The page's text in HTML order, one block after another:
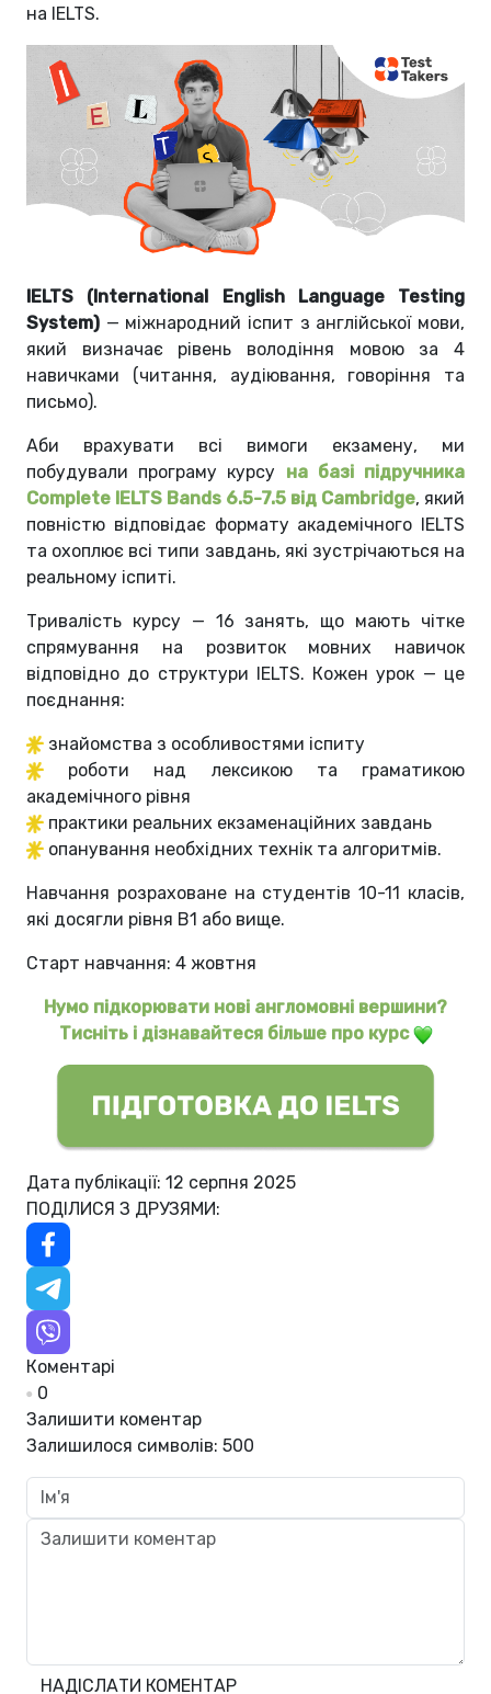
на IELTS.
IELTS (International English Language Testing
System) — міжнародний іспит з англійської мови,
який визначає рівень володіння мовою за 4
навичками (читання, аудіювання, говоріння та
письмо).
Аби врахувати всі вимоги екзамену, ми
побудували програму курсу на базі підручника
Complete IELTS Bands 6.5-7.5 від Cambridge, який
повністю відповідає формату академічного IELTS
та охоплює всі типи завдань, які зустрічаються на
реальному іспиті.
Тривалість курсу — 16 занять, що мають чітке
спрямування на розвиток мовних навичок
відповідно до структури IELTS. Кожен урок — це
поєднання:
знайомства з особливостями іспиту
роботи над лексикою та граматикою
академічного рівня
практики реальних екзаменаційних завдань
опанування необхідних технік та алгоритмів.
Навчання розраховане на студентів 10-11 класів,
які досягли рівня B1 або вище.
Старт навчання: 4 жовтня
Нумо підкорювати нові англомовні вершини?
Тисніть і дізнавайтеся більше про курс
Дата публікації: 12 серпня 2025
ПОДІЛИСЯ З ДРУЗЯМИ:
Коментарі
0
Залишити коментар
Залишилося символів: 500
НАДІСЛАТИ КОМЕНТАР